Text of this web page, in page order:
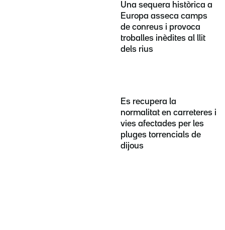
Una sequera històrica a
Europa asseca camps
de conreus i provoca
troballes inèdites al llit
dels rius
Es recupera la
normalitat en carreteres i
vies afectades per les
pluges torrencials de
dijous